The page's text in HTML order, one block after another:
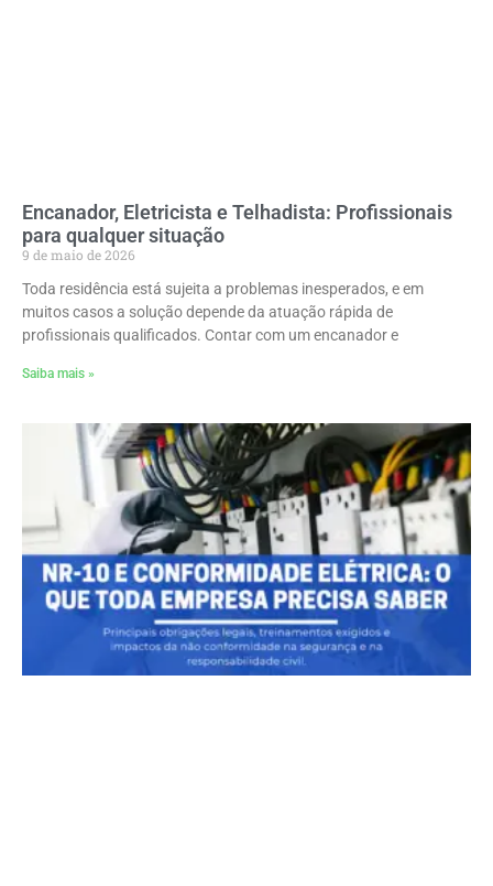
Encanador, Eletricista e Telhadista: Profissionais
para qualquer situação
9 de maio de 2026
Toda residência está sujeita a problemas inesperados, e em
muitos casos a solução depende da atuação rápida de
profissionais qualificados. Contar com um encanador e
Saiba mais »